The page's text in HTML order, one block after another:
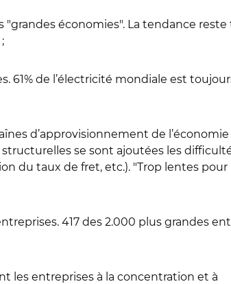
"grandes économies". La tendance
61% de l’électricité mondiale est
d’approvisionnement de l’économie
se sont ajoutées les
du taux de fret, etc.). "Trop lentes pour
417 des 2.000 plus grandes
les entreprises à la concentration et à